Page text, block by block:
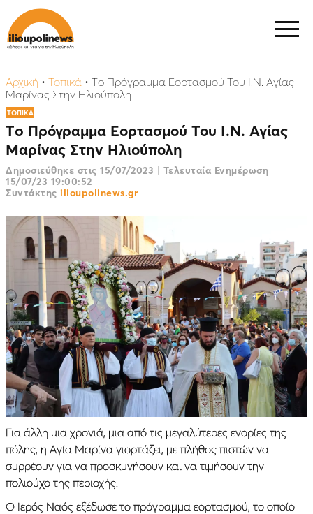
Αρχική • Τοπικά • Τo Πρόγραμμα Εορτασμού Του Ι.Ν. Αγίας
Μαρίνας Στην Ηλιούπολη
ΤΟΠΙΚΑ
Τo Πρόγραμμα Εορτασμού Του Ι.Ν. Αγίας
Μαρίνας Στην Ηλιούπολη
Δημοσιεύθηκε στις 15/07/2023 | Τελευταία Ενημέρωση
15/07/23 19:00:52
Συντάκτης ilioupolinews.gr
Για άλλη μια χρονιά, μια από τις μεγαλύτερες ενορίες της
πόλης, η Αγία Μαρίνα γιορτάζει, με πλήθος πιστών να
συρρέουν για να προσκυνήσουν και να τιμήσουν την
πολιούχο της περιοχής.
Ο Ιερός Ναός εξέδωσε το πρόγραμμα εορτασμού, το οποίο